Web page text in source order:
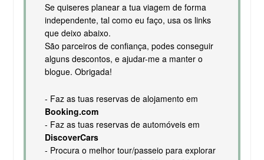
Se quiseres planear a tua viagem de forma
independente, tal como eu faço, usa os links
que deixo abaixo.
São parceiros de confiança, podes conseguir
alguns descontos, e ajudar-me a manter o
blogue. Obrigada!
- Faz as tuas reservas de alojamento em
Booking.com
- Faz as tuas reservas de automóveis em
DiscoverCars
- Procura o melhor tour/passeio para explorar